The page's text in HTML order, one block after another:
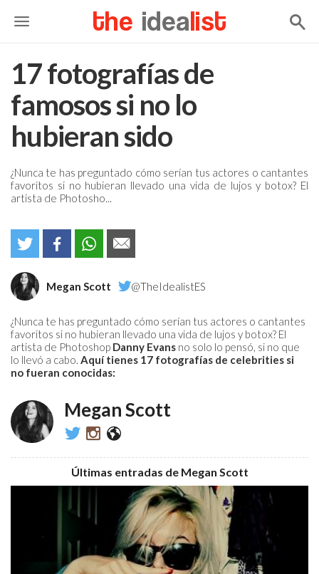
the idea list
17 fotografías de
famosos si no lo
hubieran sido
¿Nunca te has preguntado cómo serían tus actores o cantantes
favoritos si no hubieran llevado una vida de lujos y botox? El
artista de Photosho...
Megan Scott @TheIdealistES
¿Nunca te has preguntado cómo serían tus actores o cantantes
favoritos si no hubieran llevado una vida de lujos y botox? El
artista de Photoshop Danny Evans no solo lo pensó, si no que
lo llevó a cabo. Aquí tienes 17 fotografías de celebrities si
no fueran conocidas:
Megan Scott
Últimas entradas de Megan Scott